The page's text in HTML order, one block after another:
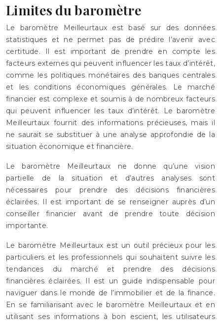
Limites du baromètre
Le baromètre Meilleurtaux est basé sur des données
statistiques et ne permet pas de prédire l’avenir avec
certitude. Il est important de prendre en compte les
facteurs externes qui peuvent influencer les taux d’intérêt,
comme les politiques monétaires des banques centrales
et les conditions économiques générales. Le marché
financier est complexe et soumis à de nombreux facteurs
qui peuvent influencer les taux d’intérêt. Le baromètre
Meilleurtaux fournit des informations précieuses, mais il
ne saurait se substituer à une analyse approfondie de la
situation économique et financière.
Le baromètre Meilleurtaux ne donne qu’une vision
partielle de la situation et d’autres analyses sont
nécessaires pour prendre des décisions financières
éclairées. Il est important de se renseigner auprès d’un
conseiller financier avant de prendre toute décision
importante.
Le baromètre Meilleurtaux est un outil précieux pour les
particuliers et les professionnels qui souhaitent suivre les
tendances du marché et prendre des décisions
financières éclairées. Il est un guide indispensable pour
naviguer dans le monde de l’immobilier et de la finance.
En se familiarisant avec le baromètre Meilleurtaux et en
utilisant ses informations à bon escient, les utilisateurs